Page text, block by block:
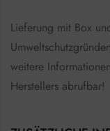
Lieferung mit Box
weitere
Herstellers abrufbar!